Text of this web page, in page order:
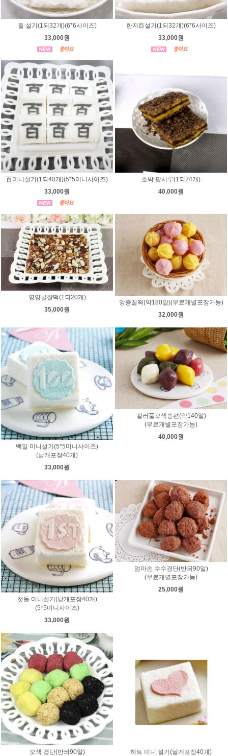
돌 설기(1되32개)(6*6사이즈)
33,000원
한자百설기(1되32개)(6*6사이즈)
33,000원
百미니설기(1되40개)(5*5미니사이즈)
33,000원
호박 팥시루(1되24개)
40,000원
영양꿀찰떡(1되20개)
35,000원
앙증꿀떡(약180알)(무료개별포장가능)
32,000원
백일 미니설기(5*5미니사이즈)
(낱개포장40개)
33,000원
컬러풀오색송편(약140알)
(무료개별포장가능)
40,000원
첫돌 미니설기(낱개포장40개)
(5*5미니사이즈)
33,000원
엄마손 수수경단(반되90알)
(무료개별포장가능)
25,000원
오색 경단(반되90알)
하트 미니 설기(낱개포장40개)